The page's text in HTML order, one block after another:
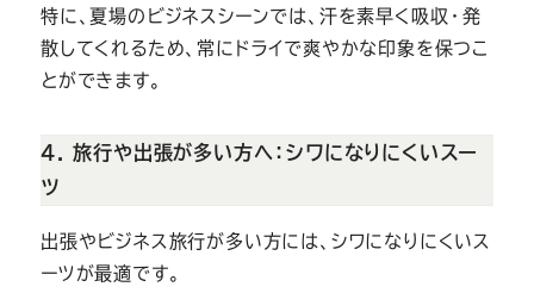
特に、夏場のビジネスシーンでは、汗を素早く吸収・発
散してくれるため、常にドライで爽やかな印象を保つこ
とができます。
4. 旅行や出張が多い方へ：シワになりにくいスー
ツ
出張やビジネス旅行が多い方には、シワになりにくいス
ーツが最適です。